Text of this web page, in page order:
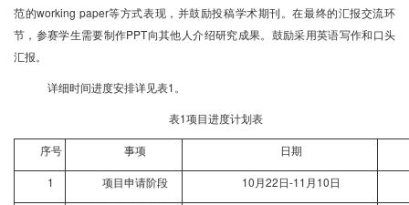
范的working paper等方式表现，并鼓励投稿学术期刊。在最终的汇报交流环
节，参赛学生需要制作PPT向其他人介绍研究成果。鼓励采用英语写作和口头
汇报。
详细时间进度安排详见表1。
表1项目进度计划表
序号 事项 日期
1 项目申请阶段 10月22日-11月10日